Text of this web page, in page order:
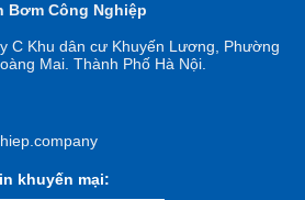
Bơm Công Nghiệp
C Khu dân cư Khuyến Lương, Phường
Mai. Thành Phố Hà Nội.
khuyến mại: